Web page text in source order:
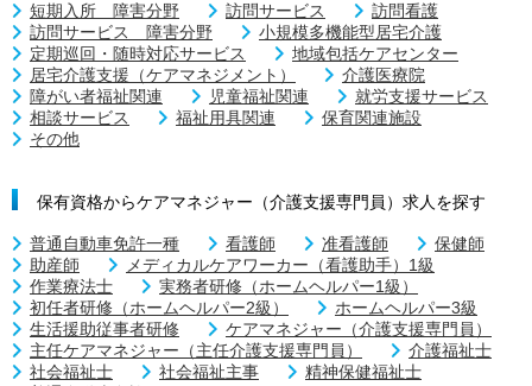
短期入所 障害分野
訪問サービス
訪問看護
訪問サービス 障害分野
小規模多機能型居宅介護
定期巡回・随時対応サービス
地域包括ケアセンター
居宅介護支援（ケアマネジメント）
介護医療院
障がい者福祉関連
児童福祉関連
就労支援サービス
相談サービス
福祉用具関連
保育関連施設
その他
保有資格からケアマネジャー（介護支援専門員）求人を探す
普通自動車免許一種 看護師 准看護師
保健師
助産師
メディカルケアワーカー（看護助手）1級
作業療法士
実務者研修（ホームヘルパー1級）
初任者研修（ホームヘルパー2級）
ホームヘルパー3級
生活援助従事者研修
ケアマネジャー（介護支援専門員）
主任ケアマネジャー（主任介護支援専門員）
介護福祉士
社会福祉士
社会福祉主事
精神保健福祉士